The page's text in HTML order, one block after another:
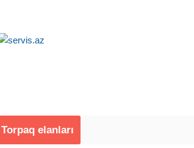
Torpaq elanları